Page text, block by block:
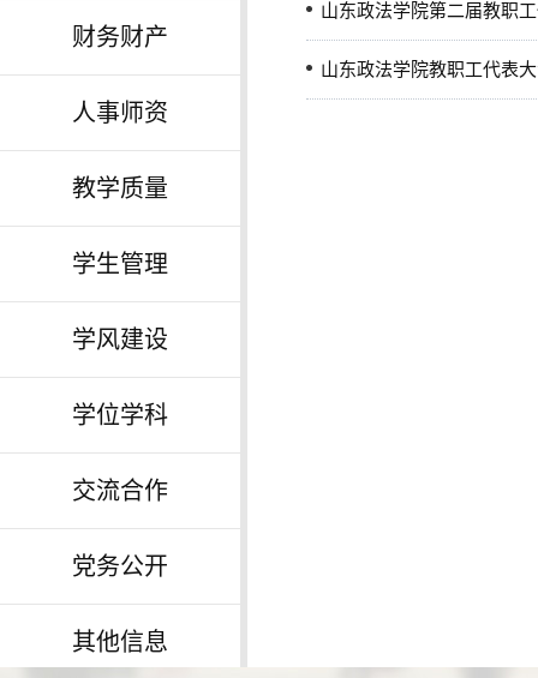
财务财产
人事师资
教学质量
学生管理
学风建设
学位学科
交流合作
党务公开
其他信息
山东政法学院第二届教职
山东政法学院教职工代表